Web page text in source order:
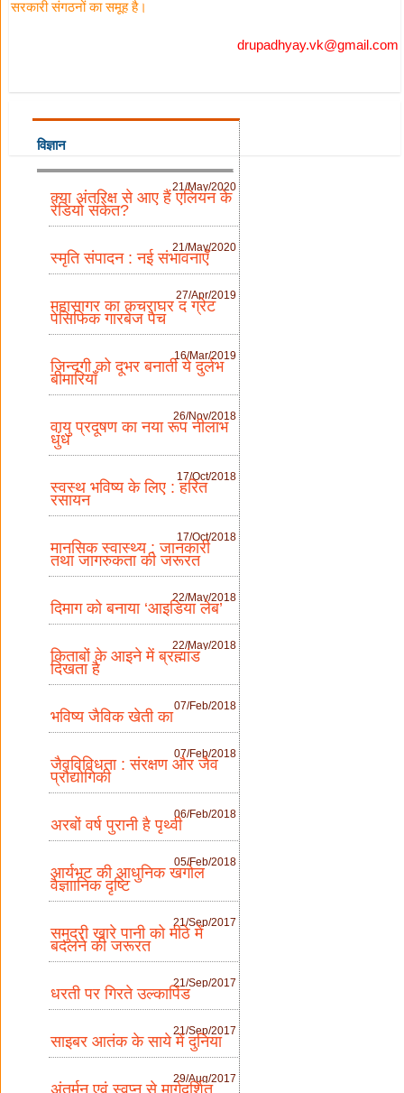
सरकारी संगठनों का समूह है।
drupadhyay.vk@gmail.com
विज्ञान
21/May/2020
क्या अंतरिक्ष से आए हैं एलियन के
रेडियो संकेत?
21/May/2020
स्मृति संपादन : नई संभावनाएँ
27/Apr/2019
महासागर का कचराघर द ग्रेट
पेसिफिक गारबेज पैच
16/Mar/2019
जिन्दगी को दूभर बनाती ये दुर्लभ
बीमारियाँ
26/Nov/2018
वायु प्रदूषण का नया रूप नीलाभ
धुंध
17/Oct/2018
स्वस्थ भविष्य के लिए : हरित
रसायन
17/Oct/2018
मानसिक स्वास्थ्य : जानकारी
तथा जागरुकता की जरूरत
22/May/2018
दिमाग को बनाया ‘आइडिया लेब’
22/May/2018
किताबों के आइने में ब्रह्मांड
दिखता है
07/Feb/2018
भविष्य जैविक खेती का
07/Feb/2018
जैवविविधता : संरक्षण और जैव
प्रौद्योगिकी
06/Feb/2018
अरबों वर्ष पुरानी है पृथ्वी
05/Feb/2018
आर्यभट की आधुनिक खगोल
वैज्ञाानिक दृष्टि
21/Sep/2017
समुद्री खारे पानी को मीठे में
बदलने की जरूरत
21/Sep/2017
धरती पर गिरते उल्कापिंड
21/Sep/2017
साइबर आतंक के साये में दुनिया
29/Aug/2017
अंतर्मन एवं स्वप्न से मार्गदर्शित